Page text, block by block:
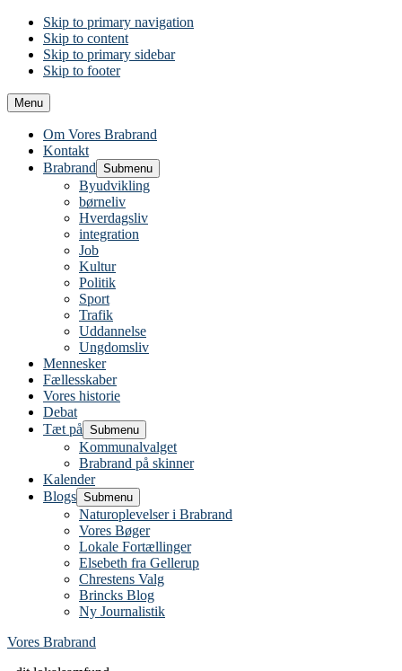
Skip to primary navigation
Skip to content
Skip to primary sidebar
Skip to footer
Menu
Om Vores Brabrand
Kontakt
Brabrand Submenu
Byudvikling
børneliv
Hverdagsliv
integration
Job
Kultur
Politik
Sport
Trafik
Uddannelse
Ungdomsliv
Mennesker
Fællesskaber
Vores historie
Debat
Tæt på Submenu
Kommunalvalget
Brabrand på skinner
Kalender
Blogs Submenu
Naturoplevelser i Brabrand
Vores Bøger
Lokale Fortællinger
Elsebeth fra Gellerup
Chrestens Valg
Brincks Blog
Ny Journalistik
Vores Brabrand